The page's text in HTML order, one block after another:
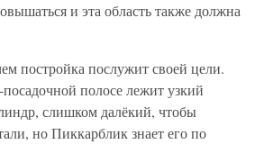
и эта область также должна
постройка послужит своей цели.
полосе лежит узкий
слишком далёкий, чтобы
но Пиккарблик знает его по